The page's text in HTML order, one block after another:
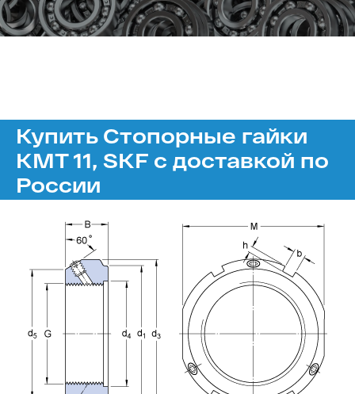
Купить Стопорные гайки
KMT 11, SKF с доставкой по
России